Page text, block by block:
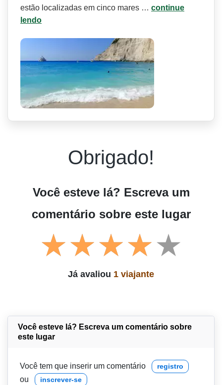
estão localizadas em cinco mares … continue
lendo
Obrigado!
Você esteve lá? Escreva um
comentário sobre este lugar
Já avaliou 1 viajante
Você esteve lá? Escreva um comentário sobre
este lugar
Você tem que inserir um comentário registro
ou inscrever-se